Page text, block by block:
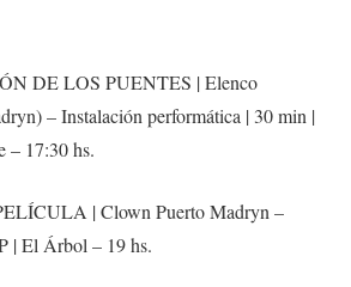
DE LOS PUENTES | Elenco
– Instalación performática | 30 min |
– 17:30 hs.
| Clown Puerto Madryn –
| El Árbol – 19 hs.